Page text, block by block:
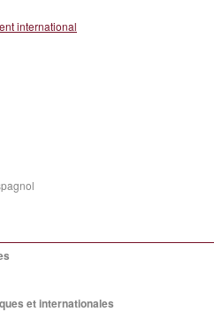
international
et internationales